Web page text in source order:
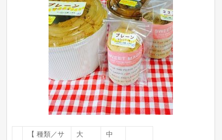
【 種類／サ
大
中